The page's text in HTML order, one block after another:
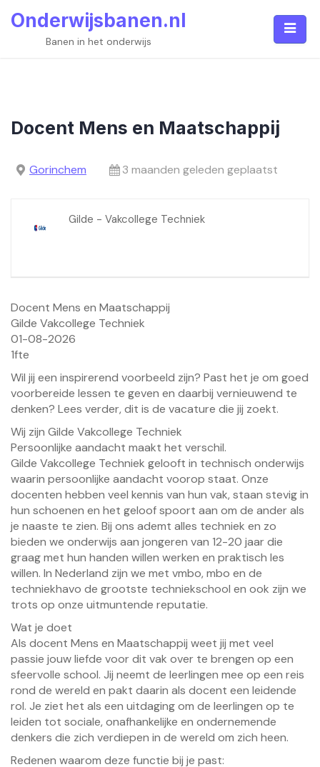
Onderwijsbanen.nl
Banen in het onderwijs
Docent Mens en Maatschappij
Gorinchem 3 maanden geleden geplaatst
Gilde - Vakcollege Techniek
Docent Mens en Maatschappij
Gilde Vakcollege Techniek
01-08-2026
1fte
Wil jij een inspirerend voorbeeld zijn? Past het je om goed
voorbereide lessen te geven en daarbij vernieuwend te
denken? Lees verder, dit is de vacature die jij zoekt.
Wij zijn Gilde Vakcollege Techniek
Persoonlijke aandacht maakt het verschil.
Gilde Vakcollege Techniek gelooft in technisch onderwijs
waarin persoonlijke aandacht voorop staat. Onze
docenten hebben veel kennis van hun vak, staan stevig in
hun schoenen en het geloof spoort aan om de ander als
je naaste te zien. Bij ons ademt alles techniek en zo
bieden we onderwijs aan jongeren van 12-20 jaar die
graag met hun handen willen werken en praktisch les
willen. In Nederland zijn we met vmbo, mbo en de
techniekhavo de grootste techniekschool en ook zijn we
trots op onze uitmuntende reputatie.
Wat je doet
Als docent Mens en Maatschappij weet jij met veel
passie jouw liefde voor dit vak over te brengen op een
sfeervolle school. Jij neemt de leerlingen mee op een reis
rond de wereld en pakt daarin als docent een leidende
rol. Je ziet het als een uitdaging om de leerlingen op te
leiden tot sociale, onafhankelijke en ondernemende
denkers die zich verdiepen in de wereld om zich heen.
Redenen waarom deze functie bij je past: